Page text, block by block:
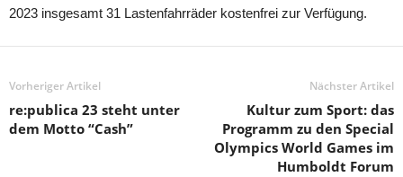
2023 insgesamt 31 Lastenfahrräder kostenfrei zur Verfügung.
Vorheriger Artikel
re:publica 23 steht unter
dem Motto “Cash”
Nächster Artikel
Kultur zum Sport: das
Programm zu den Special
Olympics World Games im
Humboldt Forum